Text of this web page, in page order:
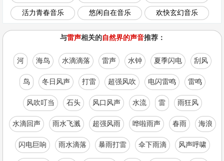
活力青春音乐 悠闲自在音乐 欢快玄幻音乐
与雷声相关的自然界的声音推荐：
河 海鸟 水滴滴落 雷声 水钟 夏季闪电 刮风
鸟 冬日风声 打雷 超强风吹 电闪雷鸣 雷鸣
风吹叮当 石头 风口风声 水流 雷 雨狂风
水滴回声 雨水飞溅 超强风雨 哗啦雨声 春雨 海浪
闪电巨响 雨水滴落 暴雨打雷 伞下雨滴 风声呼啸